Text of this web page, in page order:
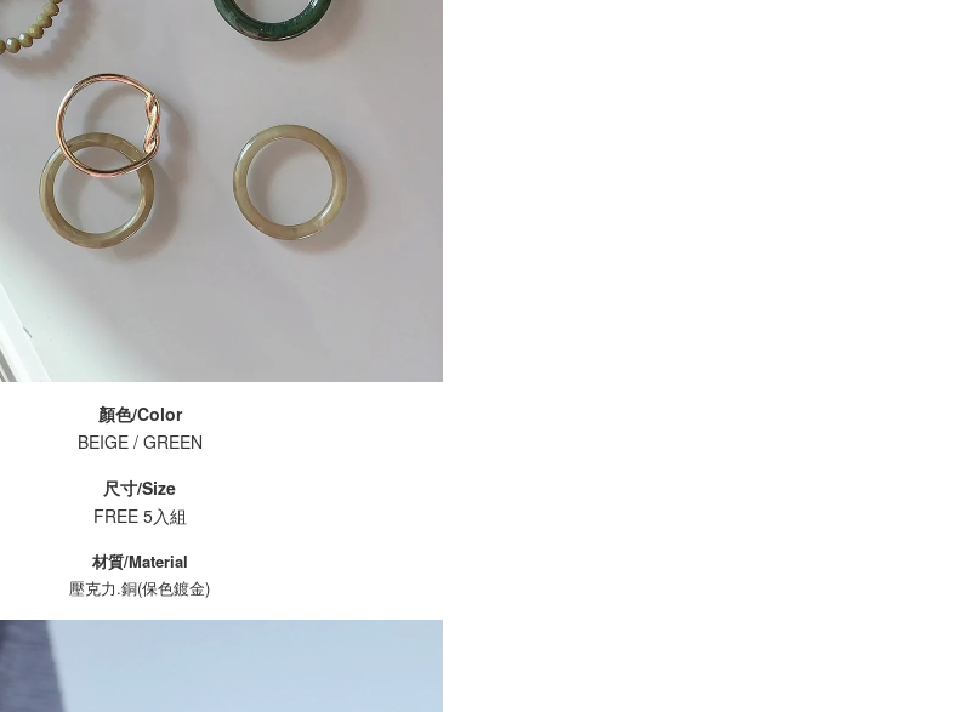
顏色/Color
BEIGE / GREEN
尺寸/Size
FREE 5入組
材質/Material
壓克力.銅(保色鍍金)